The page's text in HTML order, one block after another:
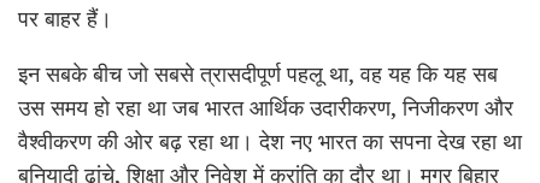
पर बाहर हैं।
इन सबके बीच जो सबसे त्रासदीपूर्ण पहलू था, वह यह कि यह सब
उस समय हो रहा था जब भारत आर्थिक उदारीकरण, निजीकरण और
वैश्वीकरण की ओर बढ़ रहा था। देश नए भारत का सपना देख रहा था
बुनियादी ढांचे, शिक्षा और निवेश में क्रांति का दौर था। मगर बिहार